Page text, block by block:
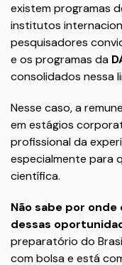
existem programas
institutos
pesquisadores
e os programas da
consolidados nessa
Nesse caso, a
em estágios
profissional da
especialmente para
científica.
Não sabe por
dessas
preparatório do
com bolsa e está